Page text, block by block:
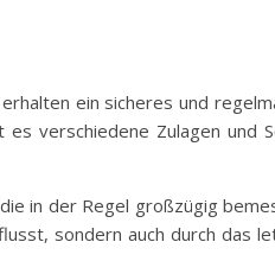
ein sicheres und
verschiedene Zulagen und
in der Regel großzügig
sondern auch durch das